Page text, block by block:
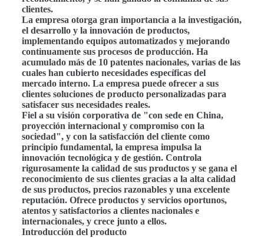
clientes.
La empresa otorga gran importancia a la investigación,
el desarrollo y la innovación de productos,
implementando equipos automatizados y mejorando
continuamente sus procesos de producción. Ha
acumulado más de 10 patentes nacionales, varias de las
cuales han cubierto necesidades específicas del
mercado interno. La empresa puede ofrecer a sus
clientes soluciones de producto personalizadas para
satisfacer sus necesidades reales.
Fiel a su visión corporativa de "con sede en China,
proyección internacional y compromiso con la
sociedad", y con la satisfacción del cliente como
principio fundamental, la empresa impulsa la
innovación tecnológica y de gestión. Controla
rigurosamente la calidad de sus productos y se gana el
reconocimiento de sus clientes gracias a la alta calidad
de sus productos, precios razonables y una excelente
reputación. Ofrece productos y servicios oportunos,
atentos y satisfactorios a clientes nacionales e
internacionales, y crece junto a ellos.
Introducción del producto